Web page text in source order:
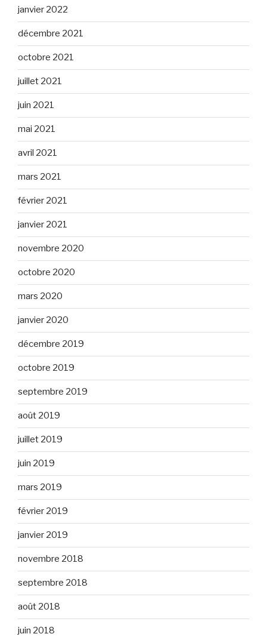
janvier 2022
décembre 2021
octobre 2021
juillet 2021
juin 2021
mai 2021
avril 2021
mars 2021
février 2021
janvier 2021
novembre 2020
octobre 2020
mars 2020
janvier 2020
décembre 2019
octobre 2019
septembre 2019
août 2019
juillet 2019
juin 2019
mars 2019
février 2019
janvier 2019
novembre 2018
septembre 2018
août 2018
juin 2018